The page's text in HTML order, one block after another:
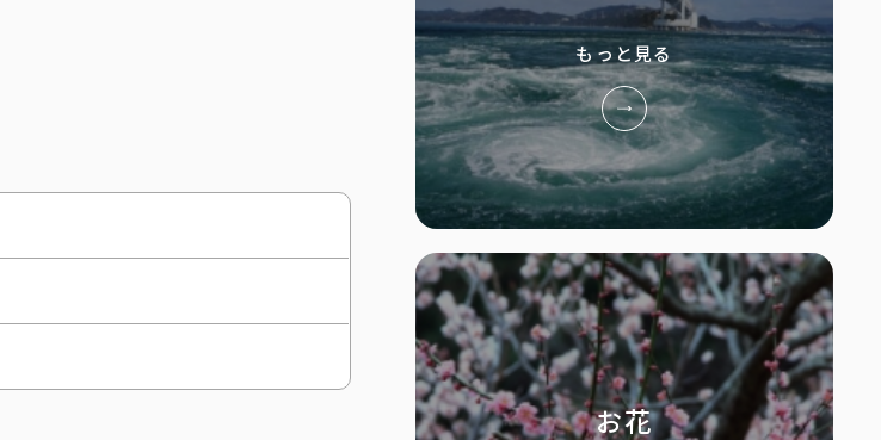
もっと見る
お花